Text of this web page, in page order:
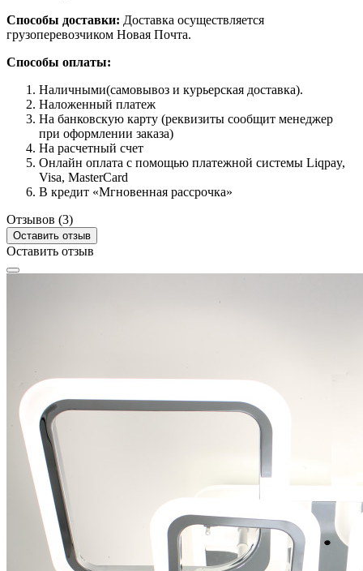
Способы доставки: Доставка осуществляется
грузоперевозчиком Новая Почта.
Способы оплаты:
Наличными(самовывоз и курьерская доставка).
Наложенный платеж
На банковскую карту (реквизиты сообщит менеджер
при оформлении заказа)
На расчетный счет
Онлайн оплата с помощью платежной системы Liqpay,
Visa, MasterCard
В кредит «Мгновенная рассрочка»
Отзывов (3)
Оставить отзыв
Оставить отзыв